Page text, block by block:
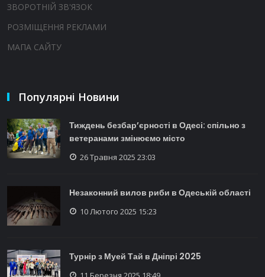
ЗВОРОТНІЙ ЗВ'ЯЗОК
РОЗМІЩЕННЯ РЕКЛАМИ
МАПА САЙТУ
Популярні Новини
Тиждень безбар’єрності в Одесі: спільно з
ветеранами змінюємо місто
26 Травня 2025 23:03
Незаконний вилов риби в Одеській області
10 Лютого 2025 15:23
Турнір з Муей Тай в Дніпрі 2025